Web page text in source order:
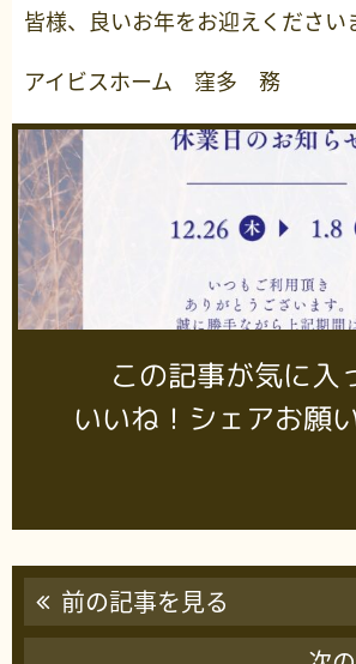
皆様、良いお年をお迎えください
アイビスホーム 窪多 務
この記事が気に入
いいね！シェアお願
前の記事を見る